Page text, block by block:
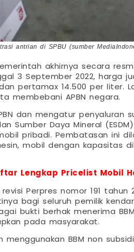
antrian di SPBU (sumber
akhirnya secara
3 September 2022, harga
pertamax 14.500 per liter.
membebani APBN negara.
dan mengatur penyaluran
Sumber Daya Mineral
pribadi. Pembatasan ini
mobil dengan kapasitas
Lengkap Pricelist Mobil
Perpres nomor 191 tahun
bagi seluruh pemilik
bukti berhak menerima
pada masyarakat.
menggunakan BBM non